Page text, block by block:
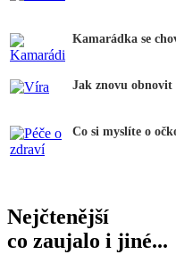
Kamarádka se
Jak znovu
Co si myslíte o
Nejčtenější
co zaujalo i jiné...